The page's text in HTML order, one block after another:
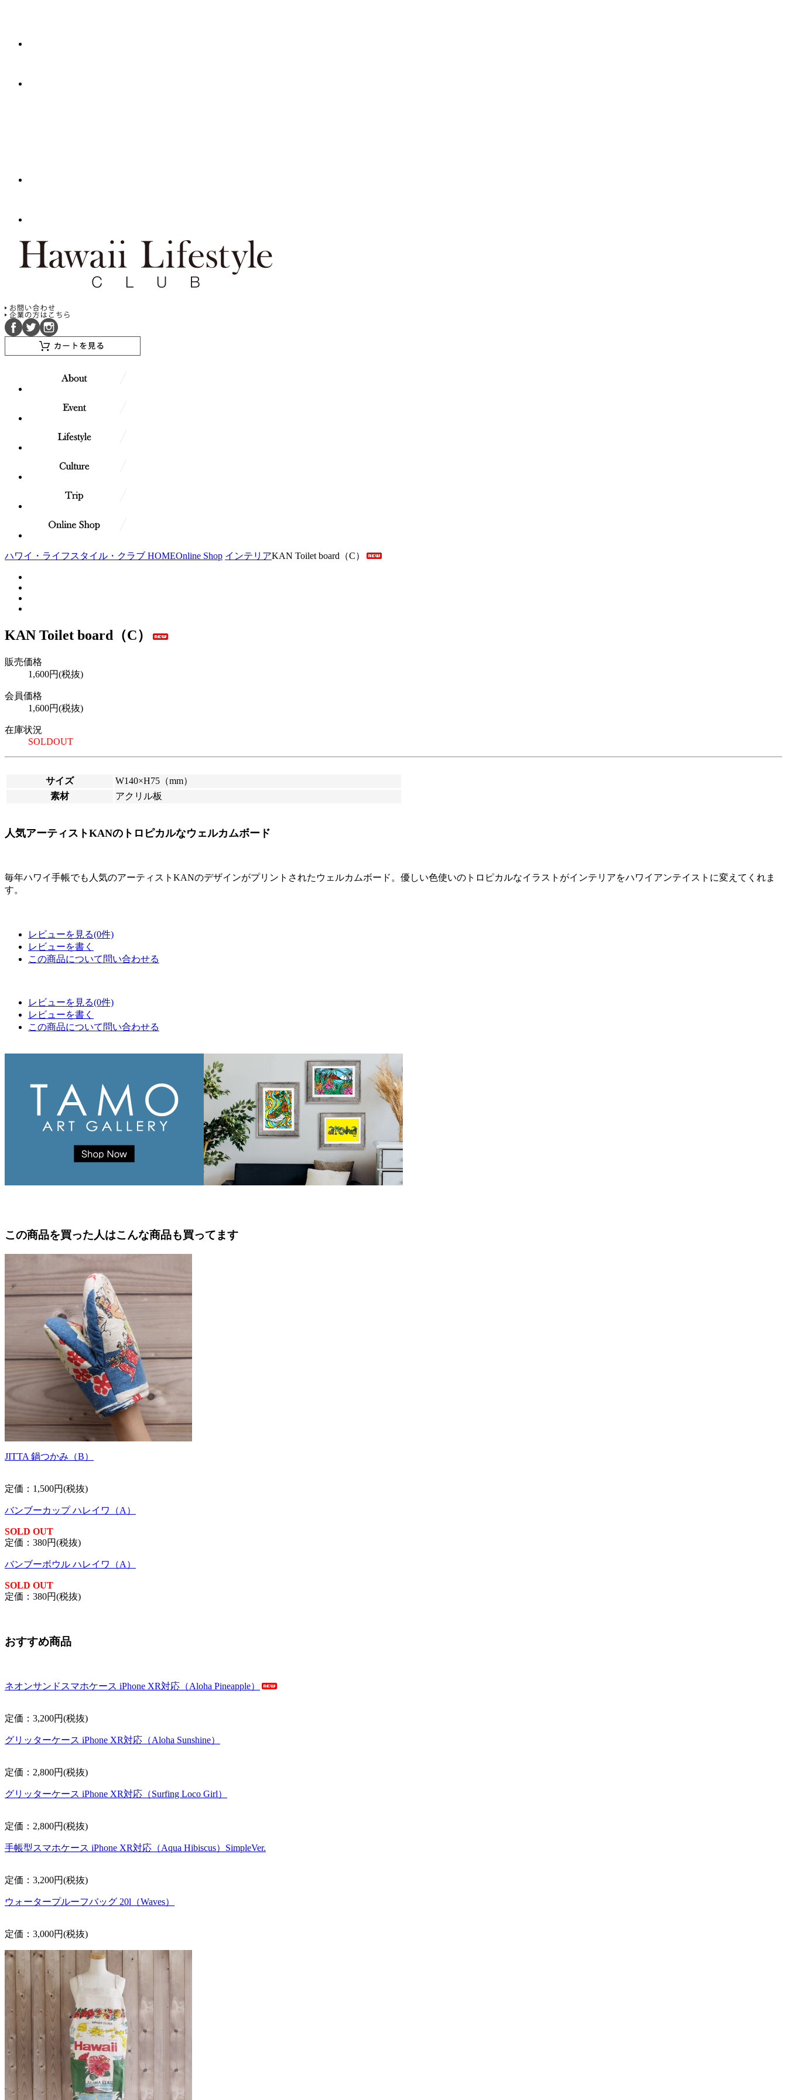
ハワイ・ライフスタイル・クラブ HOMEOnline Shop インテリアKAN Toilet board（C）
KAN Toilet board（C）
販売価格
1,600円(税抜)
会員価格
1,600円(税抜)
在庫状況
SOLDOUT
サイズ
W140×H75（mm）
素材
アクリル板
人気アーティストKANのトロピカルなウェルカムボード
毎年ハワイ手帳でも人気のアーティストKANのデザインがプリントされたウェルカムボード。優しい色使いのトロピカルなイラストがインテリアをハワイアンテイストに変えてくれま
す。
レビューを見る(0件)
レビューを書く
この商品について問い合わせる
レビューを見る(0件)
レビューを書く
この商品について問い合わせる
この商品を買った人はこんな商品も買ってます
JITTA 鍋つかみ（B）
定価：1,500円(税抜)
バンブーカップ ハレイワ（A）
SOLD OUT
定価：380円(税抜)
バンブーボウル ハレイワ（A）
SOLD OUT
定価：380円(税抜)
おすすめ商品
ネオンサンドスマホケース iPhone XR対応（Aloha Pineapple）
定価：3,200円(税抜)
グリッターケース iPhone XR対応（Aloha Sunshine）
定価：2,800円(税抜)
グリッターケース iPhone XR対応（Surfing Loco Girl）
定価：2,800円(税抜)
手帳型スマホケース iPhone XR対応（Aqua Hibiscus）SimpleVer.
定価：3,200円(税抜)
ウォータープルーフバッグ 20l（Waves）
定価：3,000円(税抜)